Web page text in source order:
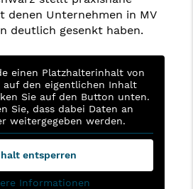
denen Unternehmen in MV
deutlich gesenkt haben.
einen Platzhalterinhalt von
auf den eigentlichen Inhalt
Sie auf den Button unten.
Sie, dass dabei Daten an
weitergegeben werden.
entsperren
Informationen